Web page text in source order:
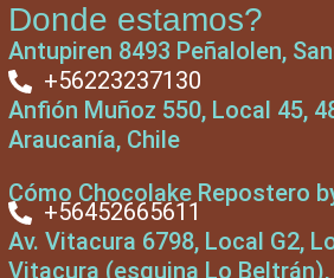
Donde estamos?
Antupiren 8493 Peñalolen,
+56223237130
Anfión Muñoz 550, Local 45,
Araucanía, Chile
Cómo Chocolake Repostero
+56452665611
Av. Vitacura 6798, Local G2,
Vitacura (esquina Lo